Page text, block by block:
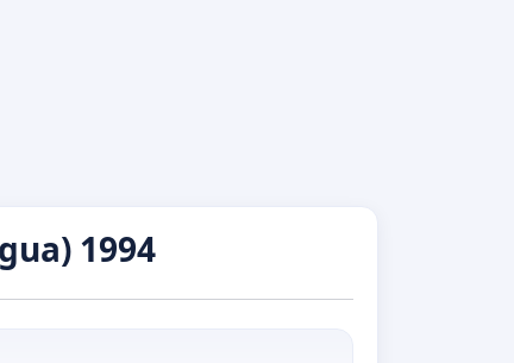
1994